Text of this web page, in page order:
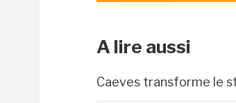
A lire aussi
Caeves transforme le